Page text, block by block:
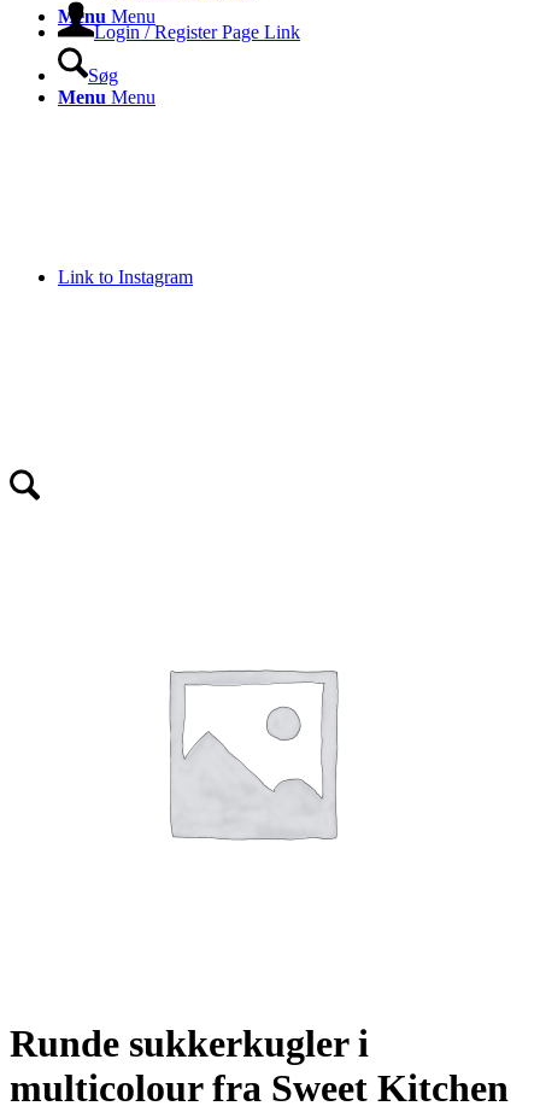
Menu Menu
Link to Instagram
Link to Youtube
Login / Register Page Link
Søg
Menu Menu
Runde sukkerkugler i
multicolour fra Sweet Kitchen